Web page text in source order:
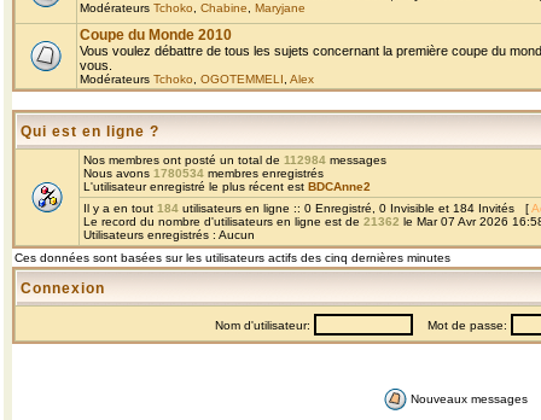
Modérateurs Tchoko Chabine Maryjane
Coupe du Monde 2010
Vous voulez débattre de tous les sujets concernant la première coupe du
vous.
Modérateurs Tchoko OGOTEMMELI Alex
Qui est en ligne ?
Nos membres ont posté un total de 112984 messages
Nous avons 1780534 membres enregistrés
L'utilisateur enregistré le plus récent est BDCAnne2
Il y a en tout 184 utilisateurs en ligne :: 0 Enregistré, 0 Invisible et 184 Invités [
Le record du nombre d'utilisateurs en ligne est de 21362 le Mar 07 Avr 2026
Utilisateurs enregistrés : Aucun
Ces données sont basées sur les utilisateurs actifs des cinq dernières minutes
Connexion
Nom d'utilisateur: Mot de passe:
Nouveaux messages